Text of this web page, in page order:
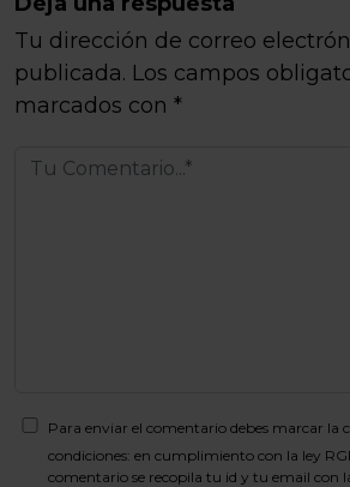
Tu dirección de correo
publicada. Los campos
marcados con *
Para enviar el comentario debes marcar la
condiciones: en cumplimiento con la ley
comentario se recopila tu id y tu email con